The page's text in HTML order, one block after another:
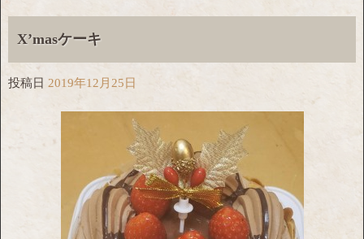
X’masケーキ
投稿日 2019年12月25日